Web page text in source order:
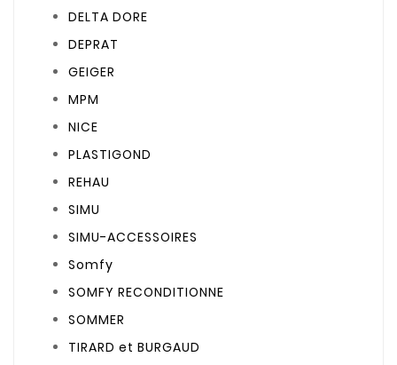
DELTA DORE
DEPRAT
GEIGER
MPM
NICE
PLASTIGOND
REHAU
SIMU
SIMU-ACCESSOIRES
Somfy
SOMFY RECONDITIONNE
SOMMER
TIRARD et BURGAUD